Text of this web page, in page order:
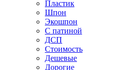
Пластик
Шпон
Экошпон
С патиной
ДСП
Стоимость
Дешевые
Дорогие